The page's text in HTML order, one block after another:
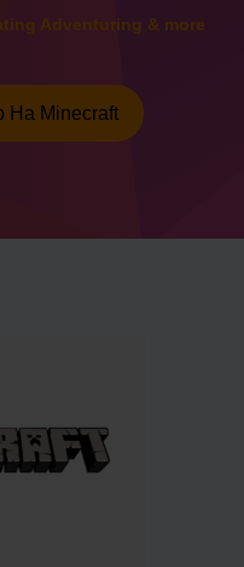
Adventuring & more
На Minecraft